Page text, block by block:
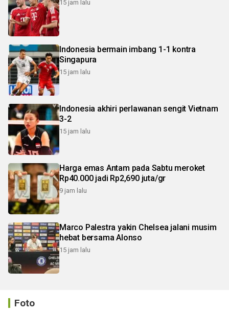
15 jam lalu
Indonesia bermain imbang 1-1 kontra
Singapura
15 jam lalu
Indonesia akhiri perlawanan sengit Vietnam
3-2
15 jam lalu
Harga emas Antam pada Sabtu meroket
Rp40.000 jadi Rp2,690 juta/gr
9 jam lalu
Marco Palestra yakin Chelsea jalani musim
hebat bersama Alonso
15 jam lalu
Foto